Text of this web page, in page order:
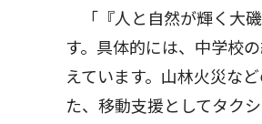
「『人と自然が輝く大
す。具体的には、中学校
えています。山林火災な
た、移動支援としてタク